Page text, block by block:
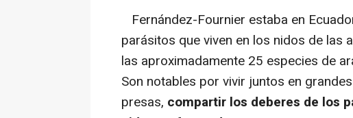
Fernández-Fournier estaba en
parásitos que viven en los nidos de las
las aproximadamente 25 especies de
Son notables por vivir juntos en
presas, compartir los deberes de los